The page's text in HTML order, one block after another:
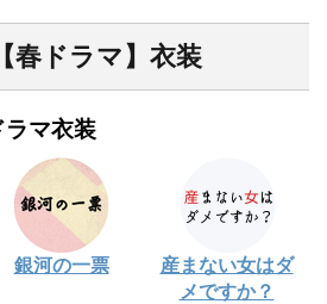
春ドラマ】衣装
マ衣装
銀河の一票
産まない女はダ
メですか？